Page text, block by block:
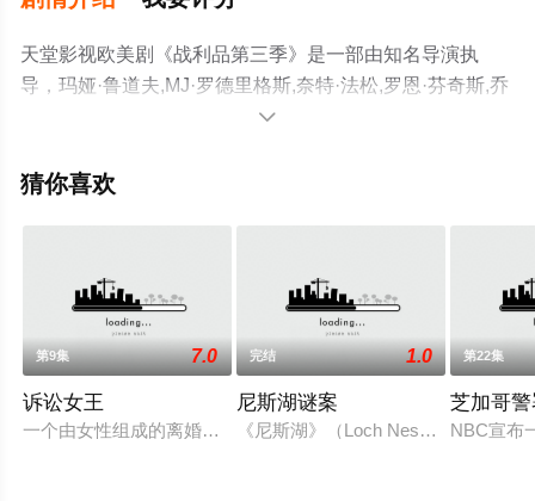
天堂影视欧美剧《战利品第三季》是一部由知名导演执
导，玛娅·鲁道夫,MJ·罗德里格斯,奈特·法松,罗恩·芬奇斯,乔
尔·金·布斯特,斯蒂芬妮·斯泰尔斯,达茜·卡尔登,亚当·斯科特,
电视剧，大结局剧情已揭晓（已完结），手机免费观看高

猜你喜欢
第9集 7.0
诉讼女王
一个由女性组成的离婚律师团队离开了一家男性主导的事务所，
完结 1.0
尼斯湖谜案
《尼斯湖》（Loch Ness）是6集连
第22集
芝加哥
NBC宣布